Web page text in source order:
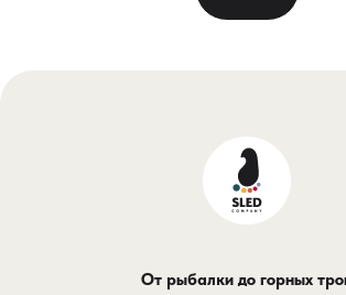
От рыбалки до горных